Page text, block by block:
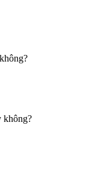
không?